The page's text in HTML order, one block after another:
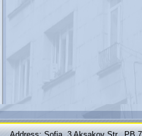
Address: Sofia, 3 Aksakov Str., PB